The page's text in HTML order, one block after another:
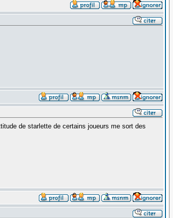
de starlette de certains joueurs me sort des